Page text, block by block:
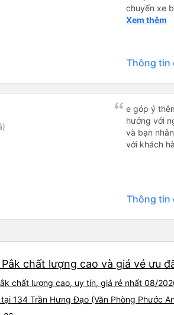
chuyến xe
chung, tôi
Xem thêm
Thông tin
e góp ý
hưởng với người khác em vẫn
và bạn
với khách
Thông tin
chất lượng cao và giá vé ưu
chất lượng cao, uy tín, giá rẻ nhất 08/
134 Trần Hưng Đạo (Văn Phòng Phước